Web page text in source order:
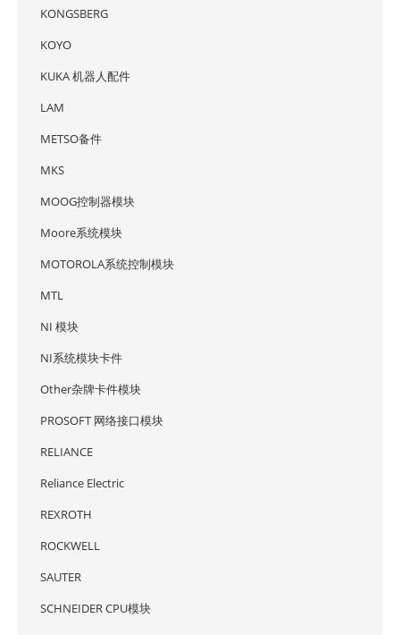
KONGSBERG
KOYO
KUKA 机器人配件
LAM
METSO备件
MKS
MOOG控制器模块
Moore系统模块
MOTOROLA系统控制模块
MTL
NI 模块
NI系统模块卡件
Other杂牌卡件模块
PROSOFT 网络接口模块
RELIANCE
Reliance Electric
REXROTH
ROCKWELL
SAUTER
SCHNEIDER CPU模块